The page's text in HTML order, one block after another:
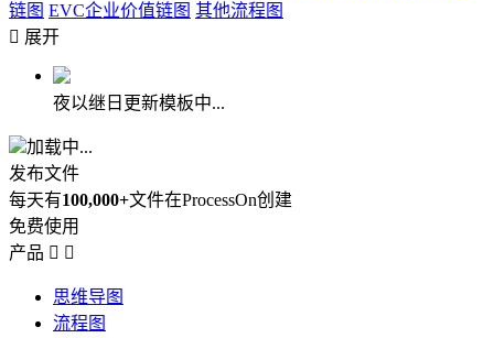
链图 EVC企业价值链图 其他流程图
 展开
夜以继日更新模板中...
加载中...
发布文件
每天有100,000+文件在ProcessOn创建
免费使用
产品  
思维导图
流程图